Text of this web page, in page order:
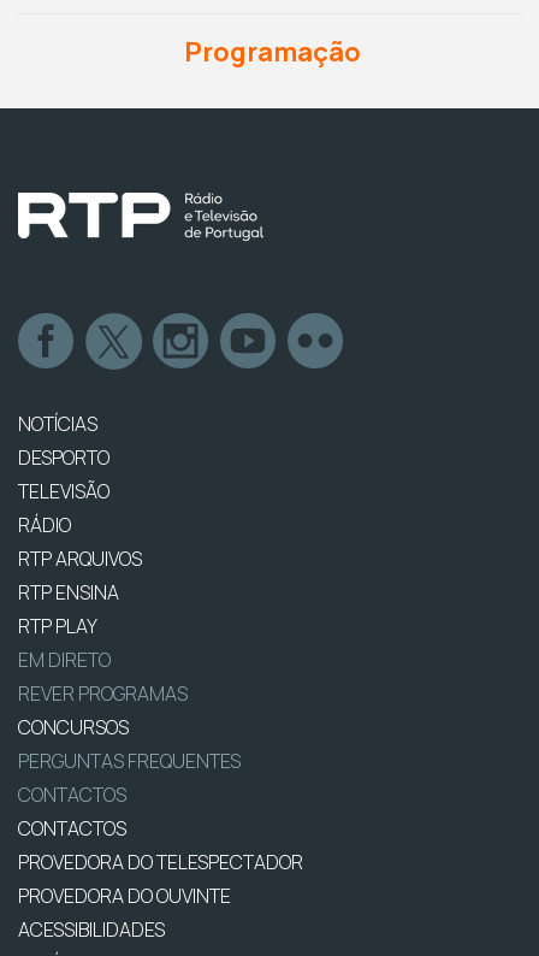
Programação
NOTÍCIAS
DESPORTO
TELEVISÃO
RÁDIO
RTP ARQUIVOS
RTP ENSINA
RTP PLAY
EM DIRETO
REVER PROGRAMAS
CONCURSOS
PERGUNTAS FREQUENTES
CONTACTOS
CONTACTOS
PROVEDORA DO TELESPECTADOR
PROVEDORA DO OUVINTE
ACESSIBILIDADES